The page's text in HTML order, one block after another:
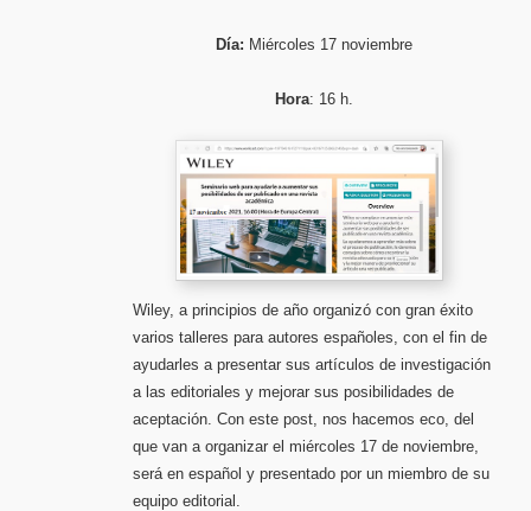
Día: Miércoles 17 noviembre
Hora: 16 h.
Wiley, a principios de año organizó con gran éxito
varios talleres para autores españoles, con el fin de
ayudarles a presentar sus artículos de investigación
a las editoriales y mejorar sus posibilidades de
aceptación. Con este post, nos hacemos eco, del
que van a organizar el miércoles 17 de noviembre,
será en español y presentado por un miembro de su
equipo editorial.